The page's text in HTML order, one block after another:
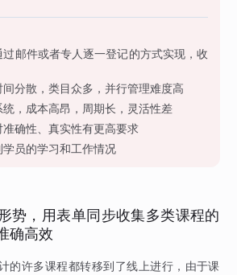
邮件或者专人逐一登记的方式实现，收
分散，类目众多，并行管理难度高
，成本高昂，周期长，灵活性差
确性、真实性有更高要求
员的学习和工作情况
势，用表单同步收集多类课程的
确高效
的许多课程都转移到了线上进行，由于课